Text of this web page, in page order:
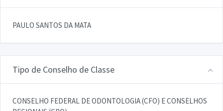
PAULO SANTOS DA MATA
Tipo de Conselho de Classe
CONSELHO FEDERAL DE ODONTOLOGIA (CFO) E CONSELHOS